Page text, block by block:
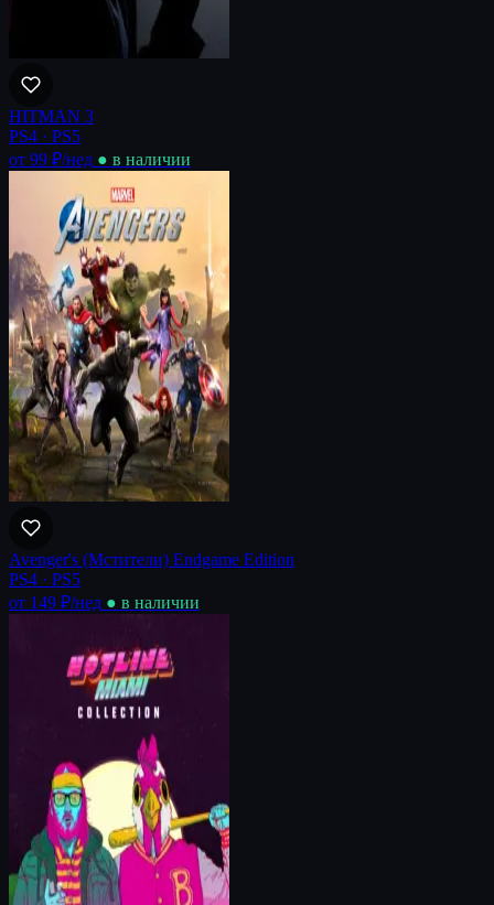
HITMAN 3
PS4 · PS5
от 99 ₽/нед ● в наличии
Avenger's (Мстители) Endgame Edition
PS4 · PS5
от 149 ₽/нед ● в наличии